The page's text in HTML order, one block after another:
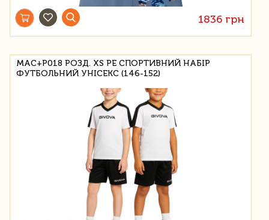
1836 грн
MAC+P018 РОЗД. XS PE СПОРТИВНИЙ НАБІР
ФУТБОЛЬНИЙ УНІСЕКС (146-152)